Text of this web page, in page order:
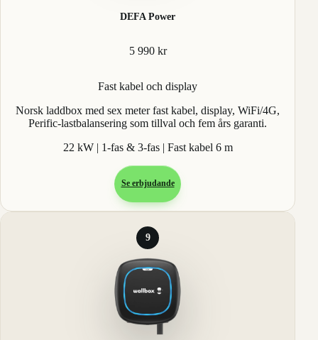
DEFA Power
5 990 kr
Fast kabel och display
Norsk laddbox med sex meter fast kabel, display, WiFi/4G,
Perific-lastbalansering som tillval och fem års garanti.
22 kW | 1-fas & 3-fas | Fast kabel 6 m
Se erbjudande
9